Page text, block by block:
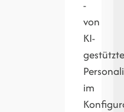
-
von
KI-
im